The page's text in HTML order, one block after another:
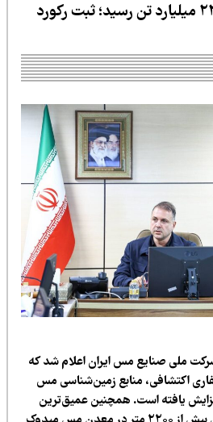
میلیارد تن رسید؛ ثبت رکورد
ایران اعلام شد که
منابع زمین‌شناسی مس
است. همچنین عمیق‌ترین